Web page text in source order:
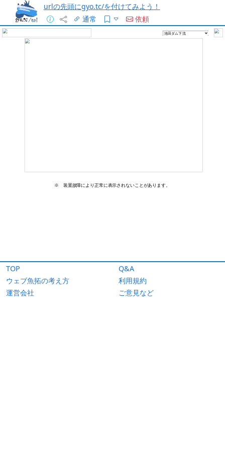
urlの先頭にgyo.tc/を付けてみよう！
通常
依頼
TOP
Q&A
ウェブ魚拓の考え方
利用規約
運営会社
ご意見など